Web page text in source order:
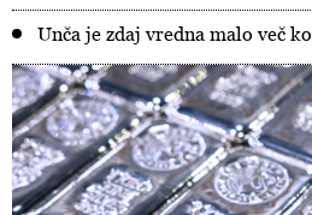
Unča je zdaj vredna malo več